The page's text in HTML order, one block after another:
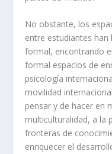
No obstante, los
entre estudiantes han
formal, encontrando
formal espacios de
psicología
movilidad
pensar y de hacer en
multiculturalidad, a la
fronteras de
enriquecer el